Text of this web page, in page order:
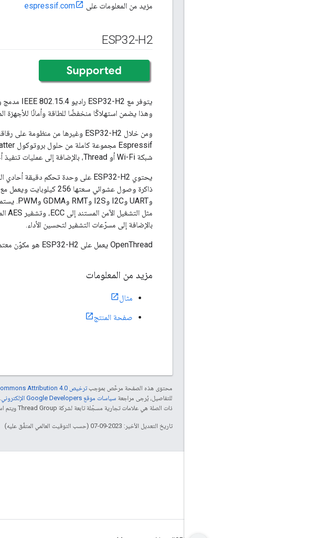
مزيد من المعلومات على espressif.com
ESP32-H2
وهذا يضمن استهلاكًا منخفضًا للطاقة وأمانًا للأجهزة
شبكة Wi-Fi أو Thread، بالإضافة إلى عمليات تنفيذ أجهزة توجيه الحدود باستخدام مجموعة من المنظومة على رقاقة (SoCs).
بالإضافة إلى مسرّعات التشفير لتحسين الأداء.
OpenThread يعمل على ESP32-H2 هو مكوّن معتمد لسلسلة المحادثات.
مزيد من المعلومات
مثال
صفحة المنتج
محتوى هذه الصفحة مرخّص بموجبترخيص Creative Commons Attribution 4.0‏
للتفاصيل، يُرجى مراجعة سياسات موقع Google Developers الإلكتروني
ذات الصلة هي علامات تجارية مسجّلة تابعة لشركة Thread Group ويتم استخدامها بموجب ترخيص.
تاريخ التعديل الأخير: 2023-09-07 (حسب التوقيت العالمي المتفَّق عليه)